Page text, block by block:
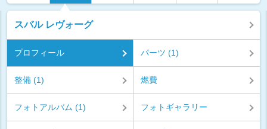
スバル レヴォーグ
プロフィール パーツ (1)
整備 (1) 燃費
フォトアルバム (1) フォトギャラリー